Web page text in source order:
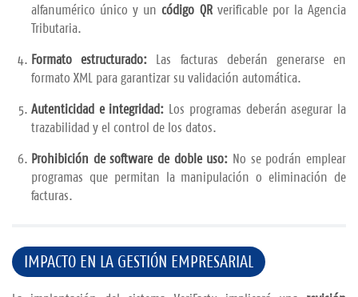
alfanumérico único y uncódigo QRverificable por la Agencia
Tributaria.
Formato estructurado: Las facturas deberán generarse en
formato XML para garantizar su validación automática.
Autenticidad e integridad: Los programas deberán asegurar la
trazabilidad y el control de los datos.
Prohibición de software de doble uso: No se podrán emplear
programas que permitan la manipulación o eliminación de
facturas.
IMPACTO EN LA GESTIÓN EMPRESARIAL